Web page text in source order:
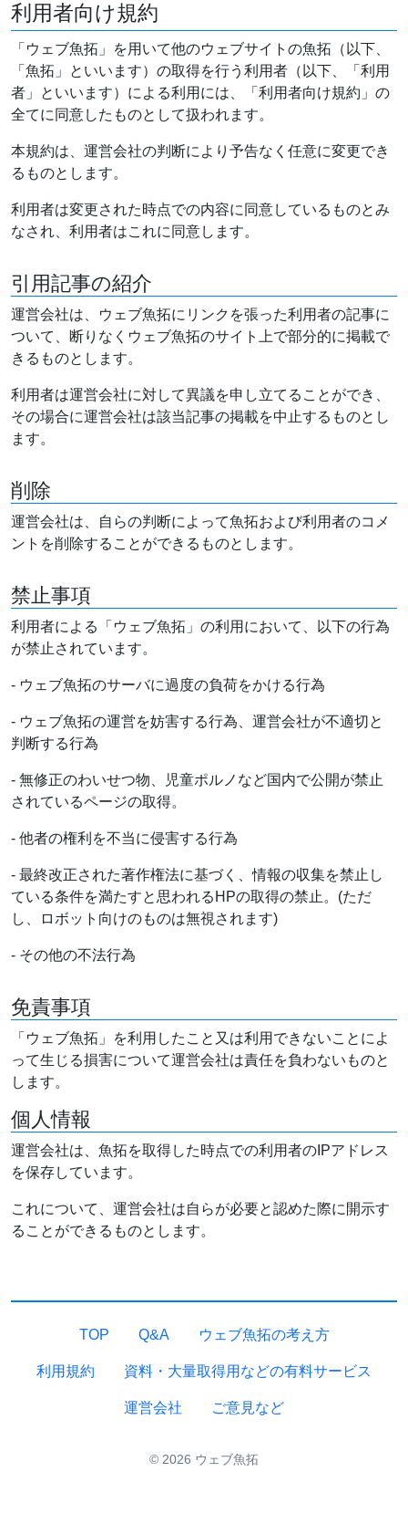
利用者向け規約
「ウェブ魚拓」を用いて他のウェブサイトの魚拓（以下、
「魚拓」といいます）の取得を行う利用者（以下、「利用
者」といいます）による利用には、「利用者向け規約」の
全てに同意したものとして扱われます。
本規約は、運営会社の判断により予告なく任意に変更でき
るものとします。
利用者は変更された時点での内容に同意しているものとみ
なされ、利用者はこれに同意します。
引用記事の紹介
運営会社は、ウェブ魚拓にリンクを張った利用者の記事に
ついて、断りなくウェブ魚拓のサイト上で部分的に掲載で
きるものとします。
利用者は運営会社に対して異議を申し立てることができ、
その場合に運営会社は該当記事の掲載を中止するものとし
ます。
削除
運営会社は、自らの判断によって魚拓および利用者のコメ
ントを削除することができるものとします。
禁止事項
利用者による「ウェブ魚拓」の利用において、以下の行為
が禁止されています。
- ウェブ魚拓のサーバに過度の負荷をかける行為
- ウェブ魚拓の運営を妨害する行為、運営会社が不適切と
判断する行為
- 無修正のわいせつ物、児童ポルノなど国内で公開が禁止
されているページの取得。
- 他者の権利を不当に侵害する行為
- 最終改正された著作権法に基づく、情報の収集を禁止し
ている条件を満たすと思われるHPの取得の禁止。(ただ
し、ロボット向けのものは無視されます)
- その他の不法行為
免責事項
「ウェブ魚拓」を利用したこと又は利用できないことによ
って生じる損害について運営会社は責任を負わないものと
します。
個人情報
運営会社は、魚拓を取得した時点での利用者のIPアドレス
を保存しています。
これについて、運営会社は自らが必要と認めた際に開示す
ることができるものとします。
TOP Q&A ウェブ魚拓の考え方
利用規約 資料・大量取得用などの有料サービス
運営会社 ご意見など
© 2026 ウェブ魚拓